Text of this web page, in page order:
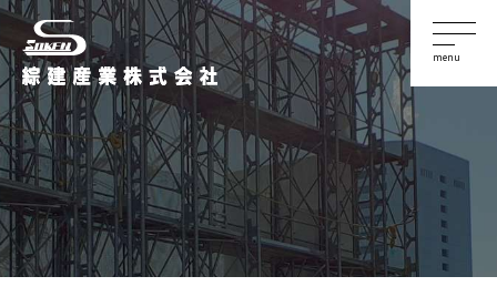
menu